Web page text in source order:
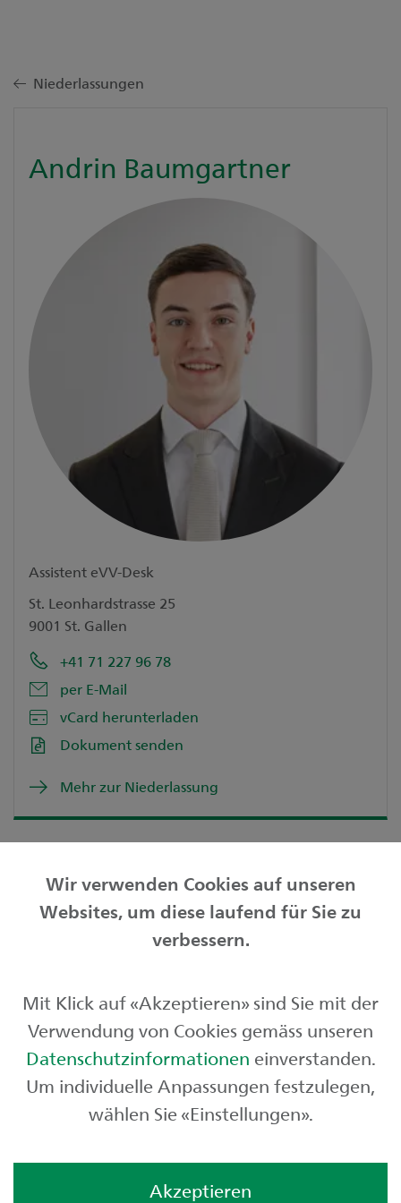
Niederlassungen
Andrin Baumgartner
Assistent eVV-Desk
St. Leonhardstrasse 25
9001 St. Gallen
+41 71 227 96 78
per E-Mail
vCard herunterladen
Dokument senden
Mehr zur Niederlassung
Privatkunden
Börse und Märkte
Über uns
Wir verwenden Cookies auf unseren
Websites, um diese laufend für Sie zu
verbessern.
Mit Klick auf «Akzeptieren» sind Sie mit der
Verwendung von Cookies gemäss unseren
Datenschutzinformationen einverstanden.
Um individuelle Anpassungen festzulegen,
wählen Sie «Einstellungen».
Akzeptieren